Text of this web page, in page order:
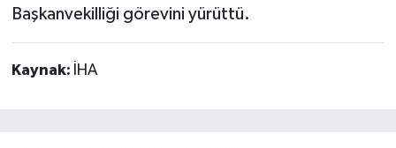
Başkanvekilliği görevini yürüttü.
Kaynak: İHA